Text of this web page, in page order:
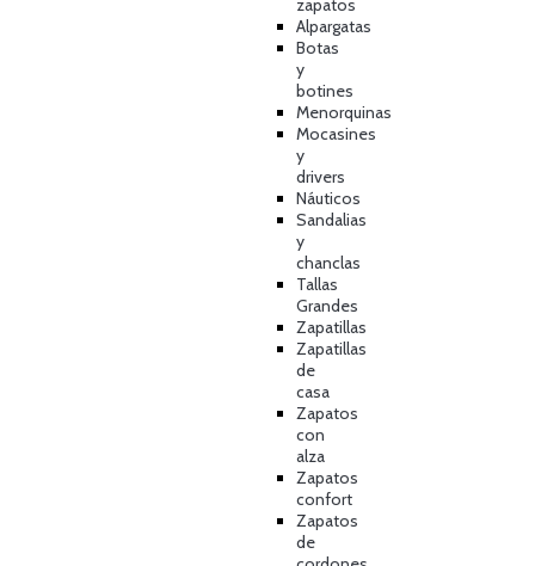
zapatos
Alpargatas
Botas
y
botines
Menorquinas
Mocasines
y
drivers
Náuticos
Sandalias
y
chanclas
Tallas
Grandes
Zapatillas
Zapatillas
de
casa
Zapatos
con
alza
Zapatos
confort
Zapatos
de